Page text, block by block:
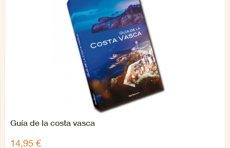
Guía de la costa vasca
14,95 €